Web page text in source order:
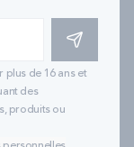
S'INSCRIRE
plus de 16 ans et
des
produits ou